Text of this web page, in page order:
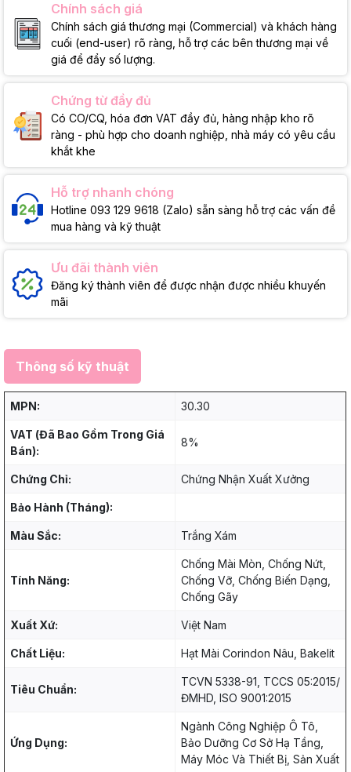
Chính sách giá
Chính sách giá thương mại (Commercial) và khách hàng
cuối (end-user) rõ ràng, hỗ trợ các bên thương mại về
giá để đẩy số lượng.
Chứng từ đầy đủ
Có CO/CQ, hóa đơn VAT đầy đủ, hàng nhập kho rõ
ràng - phù hợp cho doanh nghiệp, nhà máy có yêu cầu
khắt khe
Hỗ trợ nhanh chóng
Hotline 093 129 9618 (Zalo) sẵn sàng hỗ trợ các vấn đề
mua hàng và kỹ thuật
Ưu đãi thành viên
Đăng ký thành viên để được nhận được nhiều khuyến
mãi
Thông số kỹ thuật
MPN: 30.30
VAT (Đã Bao Gồm Trong Giá
Bán):
8%
Chứng Chỉ: Chứng Nhận Xuất Xưởng
Bảo Hành (Tháng):
Màu Sắc: Trắng Xám
Tính Năng:
Chống Mài Mòn, Chống Nứt,
Chống Vỡ, Chống Biến Dạng,
Chống Gãy
Xuất Xứ: Việt Nam
Chất Liệu: Hạt Mài Corindon Nâu, Bakelit
Tiêu Chuẩn:
TCVN 5338-91, TCCS 05:2015/
ĐMHD, ISO 9001:2015
Ứng Dụng:
Ngành Công Nghiệp Ô Tô,
Bảo Dưỡng Cơ Sở Hạ Tầng,
Máy Móc Và Thiết Bị, Sản Xuất